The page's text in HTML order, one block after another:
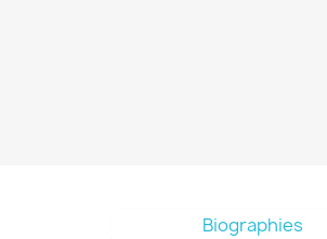
Biographies